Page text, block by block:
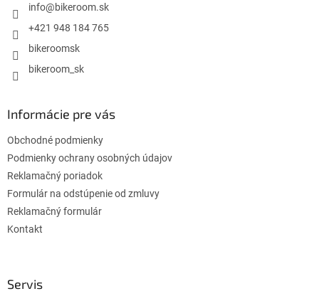
info@bikeroom.sk
+421 948 184 765
bikeroomsk
bikeroom_sk
Informácie pre vás
Obchodné podmienky
Podmienky ochrany osobných údajov
Reklamačný poriadok
Formulár na odstúpenie od zmluvy
Reklamačný formulár
Kontakt
Servis